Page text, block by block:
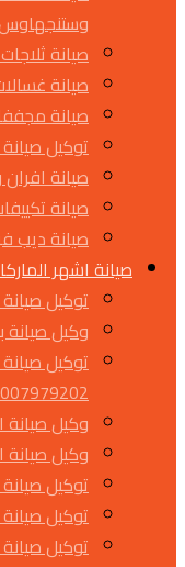
وستنجهاوس-
صيانة ثلاجات
صيانة
صيانة
توكيل
صيانة
صيانة
صيانة ديب
صيانة اشهر
توكيل
وكيل صيانة
توكيل
01007979202 | مركز
وكيل صيانة
وكيل صيانة
توكيل
توكيل صيانة
توكيل